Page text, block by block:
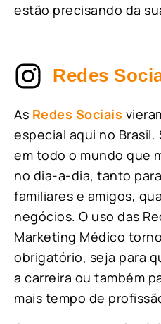
estão precisando da
Redes
As Redes Sociais
especial aqui no
em todo o mundo que
no dia-a-dia, tanto
familiares e amigos,
negócios. O uso das
Marketing Médico
obrigatório, seja para
a carreira ou também
mais tempo de